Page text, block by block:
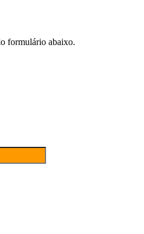
formulário abaixo.